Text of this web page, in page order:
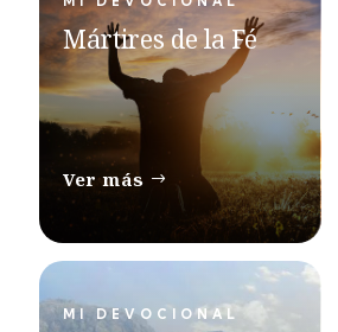
Mártires de la Fé
Ver más
MI DEVOCIONAL